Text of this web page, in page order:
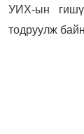
УИХ-ын
тодруулж